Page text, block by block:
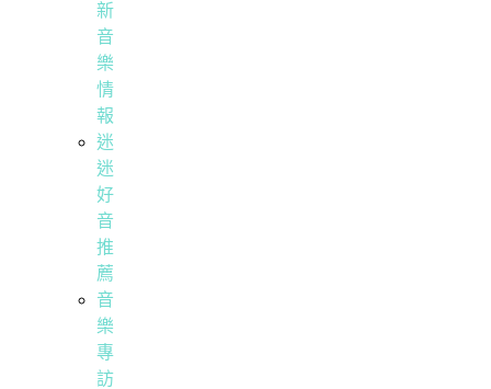
新
音
樂
情
報
迷
迷
好
音
推
薦
音
樂
專
訪